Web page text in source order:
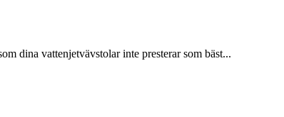
dina vattenjetvävstolar inte presterar som bäst...